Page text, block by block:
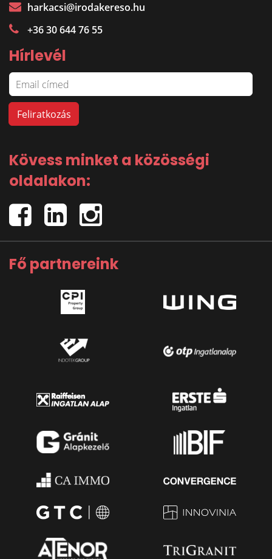
harkacsi@irodakereso.hu
+36 30 644 76 55
Hírlevél
Kövess minket a közösségi
oldalakon:
Fő partnereink